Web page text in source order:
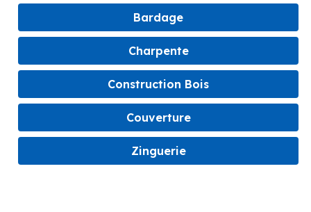
Bardage
Charpente
Construction Bois
Couverture
Zinguerie